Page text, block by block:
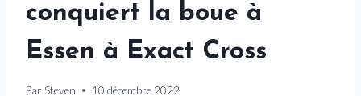
conquiert la boue à
Essen à Exact Cross
Par Steven 10 décembre 2022